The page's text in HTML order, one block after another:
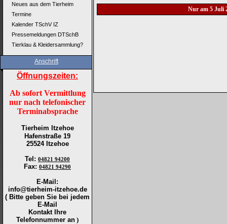
Neues aus dem Tierheim
Termine
Kalender TSchV IZ
Pressemeldungen DTSchB
Tierklau & Kleidersammlung?
Anschrift
Öffnungszeiten:
Ab sofort Vermittlung
nur nach telefonischer
Terminabsprache
Tierheim Itzehoe
Hafenstraße 19
25524 Itzehoe
Tel : 04821 94200
Fax: 04821 94290
E-Mail:
info@tierheim-itzehoe.de
( Bitte geben Sie bei jedem
E-Mail
Kontakt Ihre
Telefonnummer an )
Nur am 5 Juli